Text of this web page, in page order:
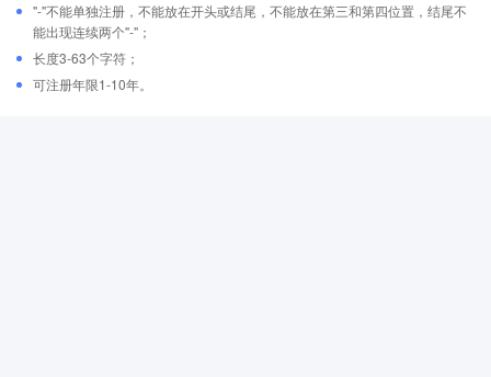
"-"不能单独注册，不能放在开头或结尾，不能放在第三和第四位置，结尾不
能出现连续两个"-"；
长度3-63个字符；
可注册年限1-10年。